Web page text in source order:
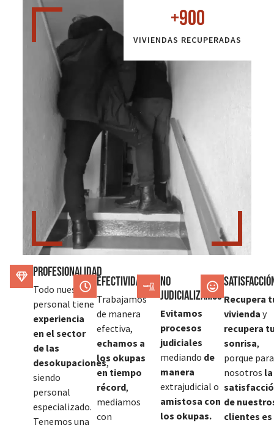
VIVIENDAS RECUPERADAS
+900
Profesionalidad
Todo nuestro
personal tiene
experiencia
en el sector
de las
desokupaciones,
siendo
personal
especializado.
Tenemos una
Efectividad
Trabajamos
de manera
efectiva,
echamos a
los okupas
en tiempo
récord,
mediamos
con
No
judicializamos
Evitamos
procesos
judiciales
mediando de
manera
extrajudicial o
amistosa con
los okupas.
Recupera
vivienda y
recupera
sonrisa,
porque para
nosotros la
de
clientes es